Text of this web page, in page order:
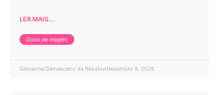
LER MAIS...
Dicas de viagem
Giovanna Damasceno da Resolvvidezembro 9, 2025